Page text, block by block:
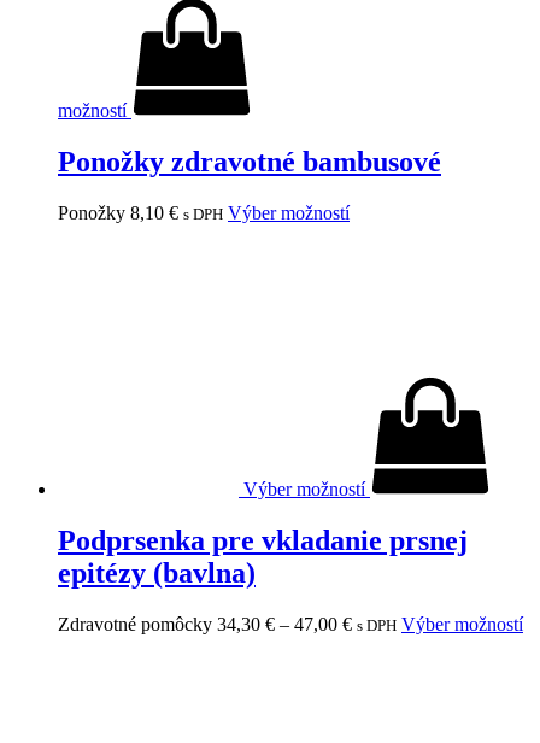
možností
Ponožky zdravotné bambusové
Ponožky 8,10 € s DPH Výber možností
Výber možností
Podprsenka pre vkladanie prsnej
epitézy (bavlna)
Zdravotné pomôcky 34,30 € – 47,00 € s DPH Výber možností